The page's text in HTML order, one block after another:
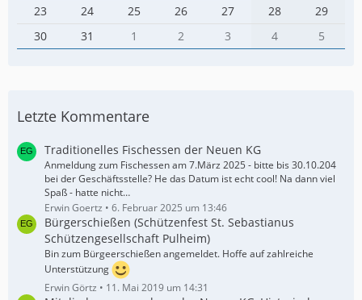
23
24 25 26 27 28
29
30
31 1 2 3 4 5
Letzte Kommentare
Traditionelles Fischessen der Neuen KG
Anmeldung zum Fischessen am 7.März 2025 - bitte bis 30.10.204
bei der Geschäftsstelle? He das Datum ist echt cool! Na dann viel
Spaß - hatte nicht…
Erwin Goertz
6. Februar 2025 um 13:46
Bürgerschießen (Schützenfest St. Sebastianus
Schützengesellschaft Pulheim)
Bin zum Bürgeerschießen angemeldet. Hoffe auf zahlreiche
Unterstützung
Erwin Görtz
11. Mai 2019 um 14:31